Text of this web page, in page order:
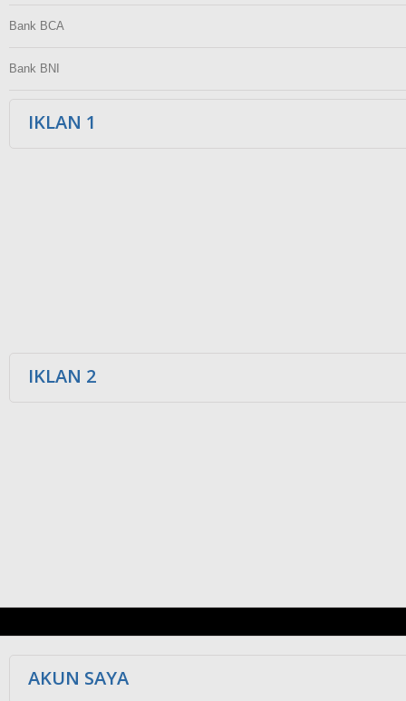
Bank BCA
Bank BNI
IKLAN 1
IKLAN 2
AKUN SAYA